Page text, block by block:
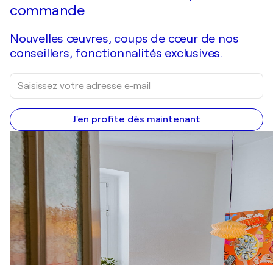
commande
Nouvelles œuvres, coups de cœur de nos
conseillers, fonctionnalités exclusives.
J'en profite dès maintenant